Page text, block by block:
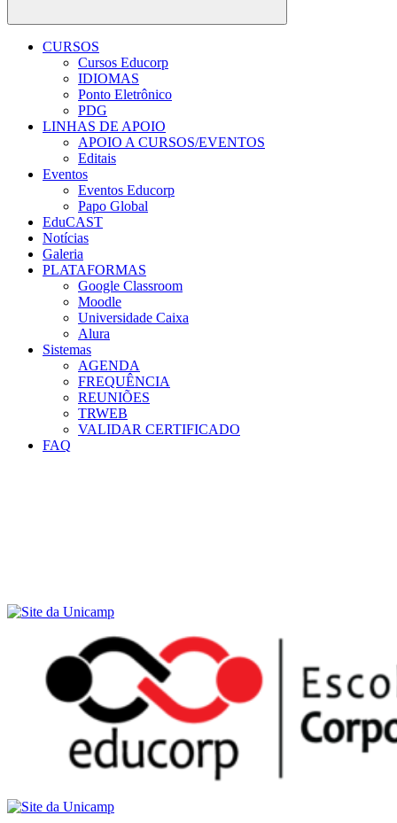
Buscar
CURSOS
Cursos Educorp
IDIOMAS
Ponto Eletrônico
PDG
LINHAS DE APOIO
APOIO A CURSOS/EVENTOS
Editais
Eventos
Eventos Educorp
Papo Global
EduCAST
Notícias
Galeria
PLATAFORMAS
Google Classroom
Moodle
Universidade Caixa
Alura
Sistemas
AGENDA
FREQUÊNCIA
REUNIÕES
TRWEB
VALIDAR CERTIFICADO
FAQ